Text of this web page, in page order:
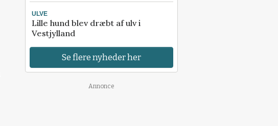
ULVE
Lille hund blev dræbt af ulv i
Vestjylland
Se flere nyheder her
Annonce